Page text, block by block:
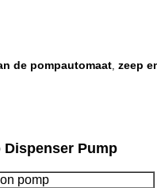
de pompautomaat, zeep
Dispenser Pump
pomp